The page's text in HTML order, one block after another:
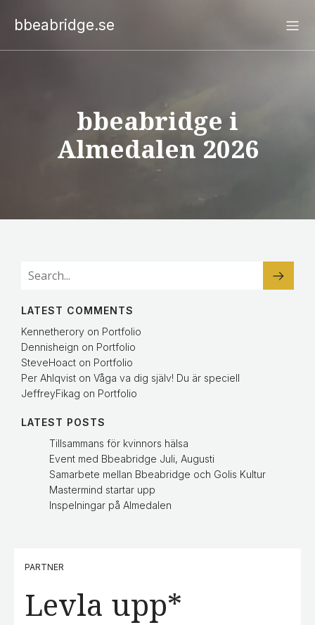
bbeabridge.se
bbeabridge i
Almedalen 2026
PARTNER
Levla upp*
LATEST COMMENTS
Kennetherory on Portfolio
Dennisheign on Portfolio
SteveHoact on Portfolio
Per Ahlqvist on Våga va dig själv! Du är speciell
JeffreyFikag on Portfolio
LATEST POSTS
Tillsammans för kvinnors hälsa
Event med Bbeabridge Juli, Augusti
Samarbete mellan Bbeabridge och Golis Kultur
Mastermind startar upp
Inspelningar på Almedalen